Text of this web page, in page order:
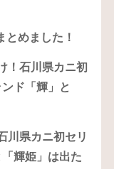
とめました！
！石川県カニ初
ド「輝」と
川県カニ初セリ
輝姫」は出た